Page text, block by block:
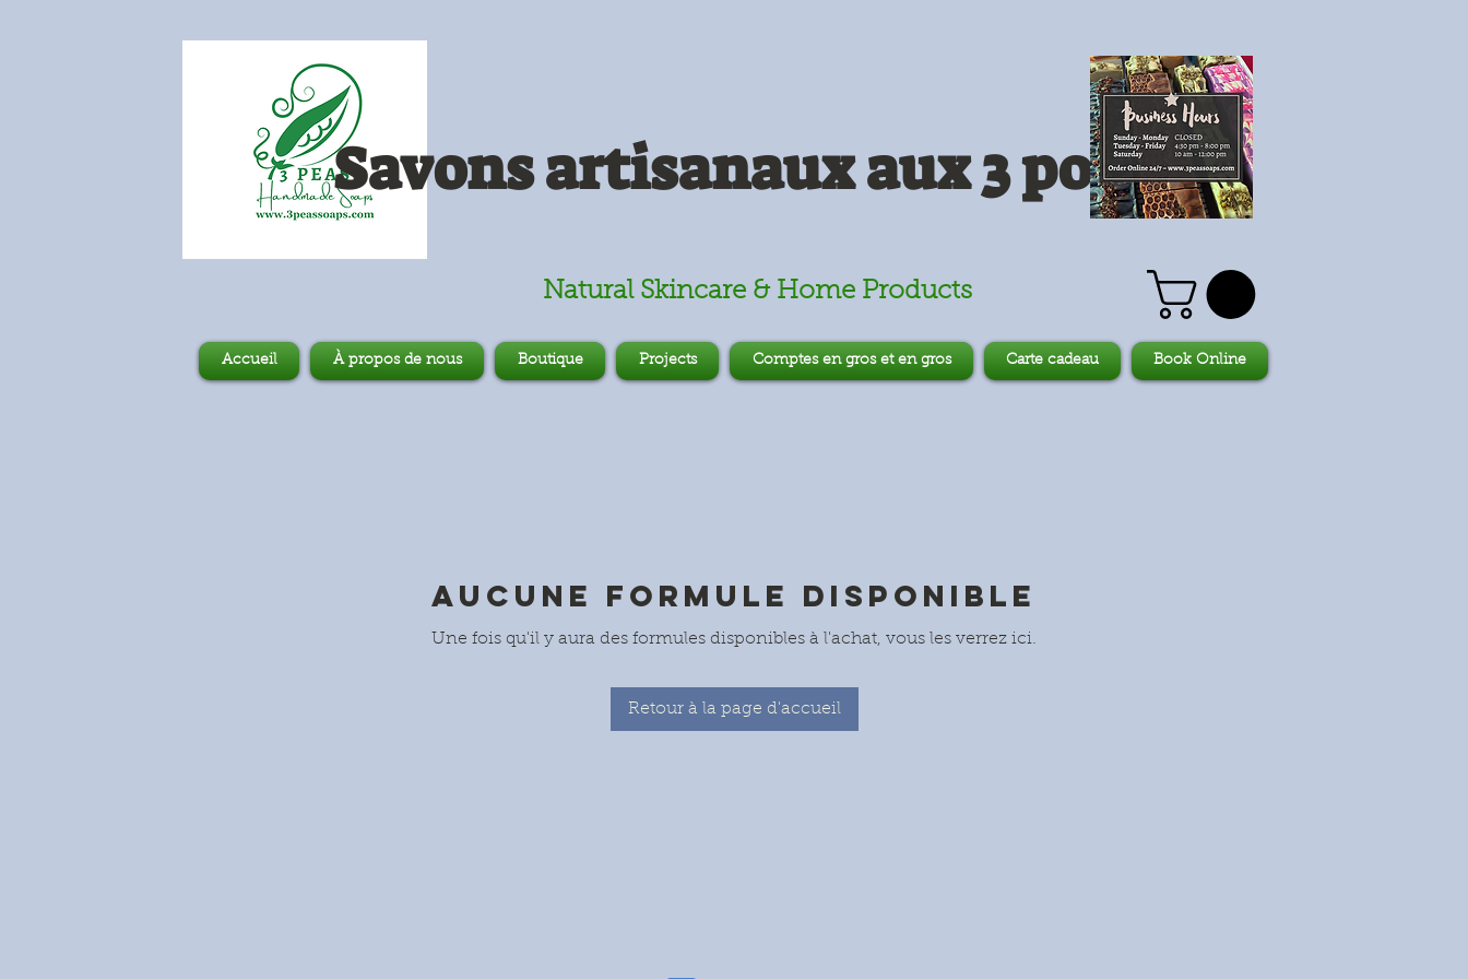
Savons artisanaux aux 3 pois
Natural Skincare & Home Products
Accueil À propos de nous Boutique Projects Comptes en gros et en gros Carte cadeau Book Online
Aucune formule disponible
Une fois qu'il y aura des formules disponibles à l'achat, vous les verrez ici.
Retour à la page d'accueil